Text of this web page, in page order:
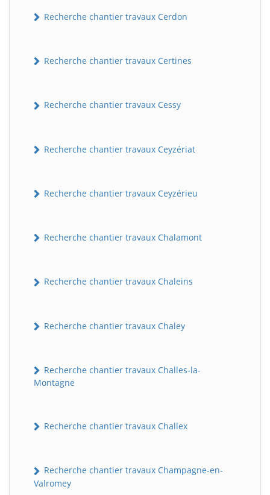
Recherche chantier travaux Cerdon
Recherche chantier travaux Certines
Recherche chantier travaux Cessy
Recherche chantier travaux Ceyzériat
Recherche chantier travaux Ceyzérieu
Recherche chantier travaux Chalamont
Recherche chantier travaux Chaleins
Recherche chantier travaux Chaley
Recherche chantier travaux Challes-la-
Montagne
Recherche chantier travaux Challex
Recherche chantier travaux Champagne-en-
Valromey